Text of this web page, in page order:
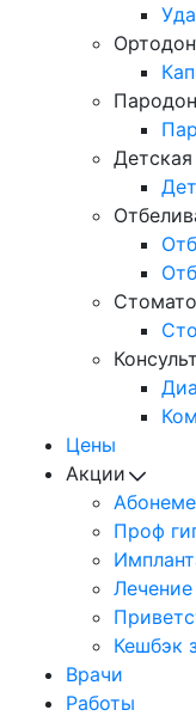
Цены
Акции
Проф
Кешбэк
Врачи
Работы